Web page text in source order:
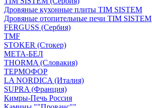
Дровяные кухонные плиты TIM SISTEM
Дровяные отопительные печи TIM SISTEM
FERGUSS (Сербия)
TMF
STOKER (Стокер)
МЕТА-БЕЛ
THORMA (Словакия)
ТЕРМОФОР
LA NORDICA (Италия)
SUPRA (Франция)
Кимры-Печь Россия